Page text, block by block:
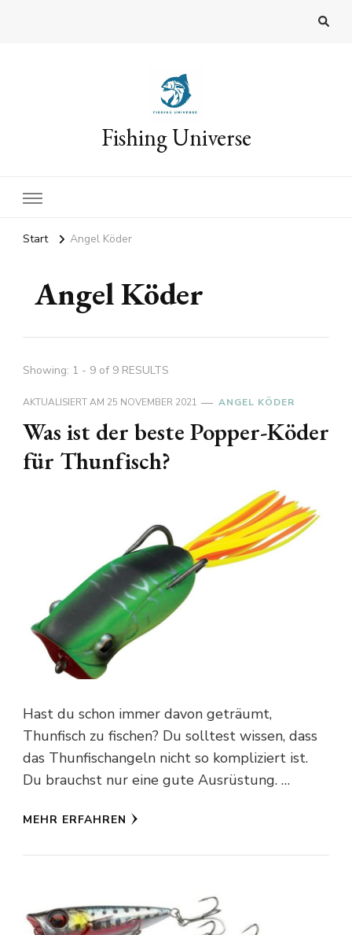
Fishing Universe
Start Angel Köder
Angel Köder
Showing: 1 - 9 of 9 RESULTS
AKTUALISIERT AM 25 NOVEMBER 2021 ANGEL KÖDER
Was ist der beste Popper-Köder
für Thunfisch?
Hast du schon immer davon geträumt,
Thunfisch zu fischen? Du solltest wissen, dass
das Thunfischangeln nicht so kompliziert ist.
Du brauchst nur eine gute Ausrüstung. …
MEHR ERFAHREN